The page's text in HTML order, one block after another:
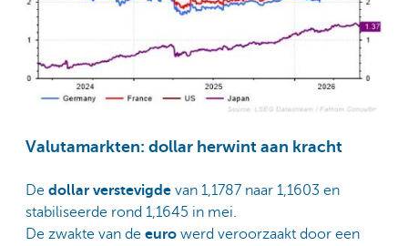
Valutamarkten: dollar herwint aan kracht
De dollar verstevigde van 1,1787 naar 1,1603 en
stabiliseerde rond 1,1645 in mei.
De zwakte van de euro werd veroorzaakt door een